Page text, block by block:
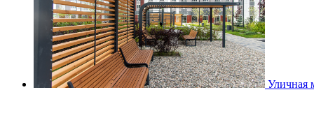
Уличная